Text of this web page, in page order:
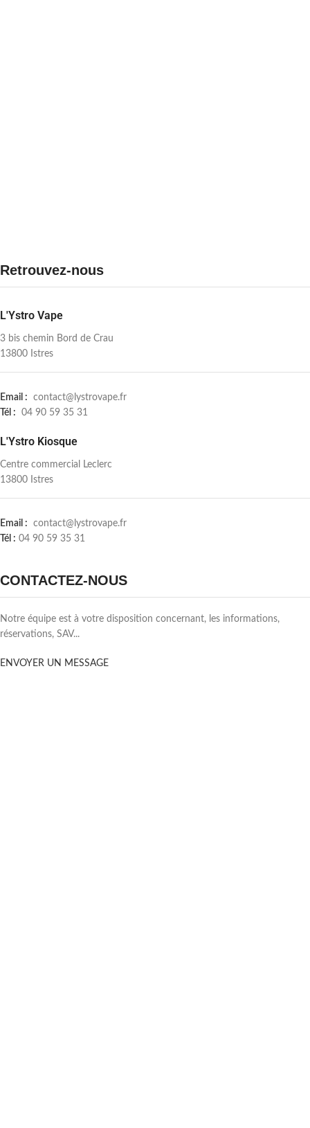
Retrouvez-nous
L'Ystro Vape
3 bis chemin Bord de Crau
13800 Istres
Email : contact@lystrovape.fr
Tél : 04 90 59 35 31
L'Ystro Kiosque
Centre commercial Leclerc
13800 Istres
Email : contact@lystrovape.fr
Tél : 04 90 59 35 31
CONTACTEZ-NOUS
Notre équipe est à votre disposition concernant, les informations,
réservations, SAV...
ENVOYER UN MESSAGE